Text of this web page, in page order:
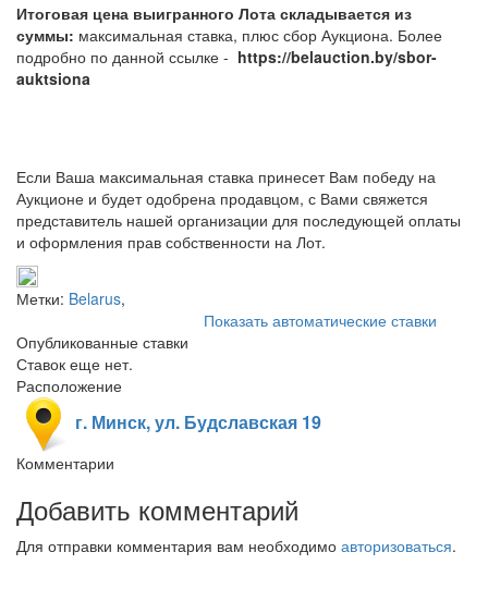
Итоговая цена выигранного Лота складывается из
суммы: максимальная ставка, плюс сбор Аукциона. Более
подробно по данной ссылке - https://belauction.by/sbor-
auktsiona
Если Ваша максимальная ставка принесет Вам победу на
Аукционе и будет одобрена продавцом, с Вами свяжется
представитель нашей организации для последующей оплаты
и оформления прав собственности на Лот.
Метки: Belarus,
Показать автоматические ставки
Опубликованные ставки
Ставок еще нет.
Расположение
г. Минск, ул. Будславская 19
Комментарии
Добавить комментарий
Для отправки комментария вам необходимо авторизоваться.